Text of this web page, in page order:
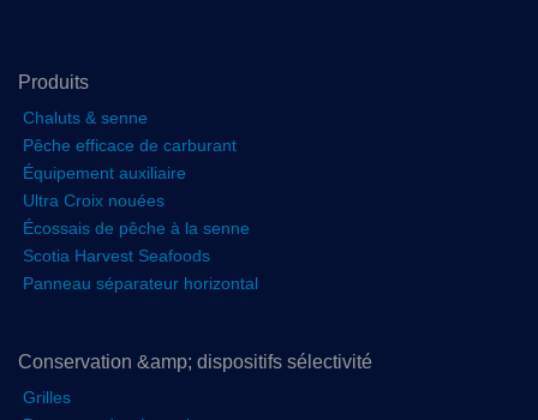
Produits
Chaluts & senne
Pêche efficace de carburant
Équipement auxiliaire
Ultra Croix nouées
Écossais de pêche à la senne
Scotia Harvest Seafoods
Panneau séparateur horizontal
Conservation &amp; dispositifs sélectivité
Grilles